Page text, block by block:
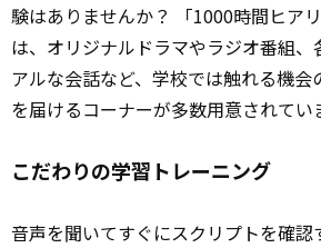
験はありませんか？ 「1000時間ヒア
は、オリジナルドラマやラジオ番組、
アルな会話など、学校では触れる機
を届けるコーナーが多数用意されてい
こだわりの学習トレーニング
音声を聞いてすぐにスクリプトを確認